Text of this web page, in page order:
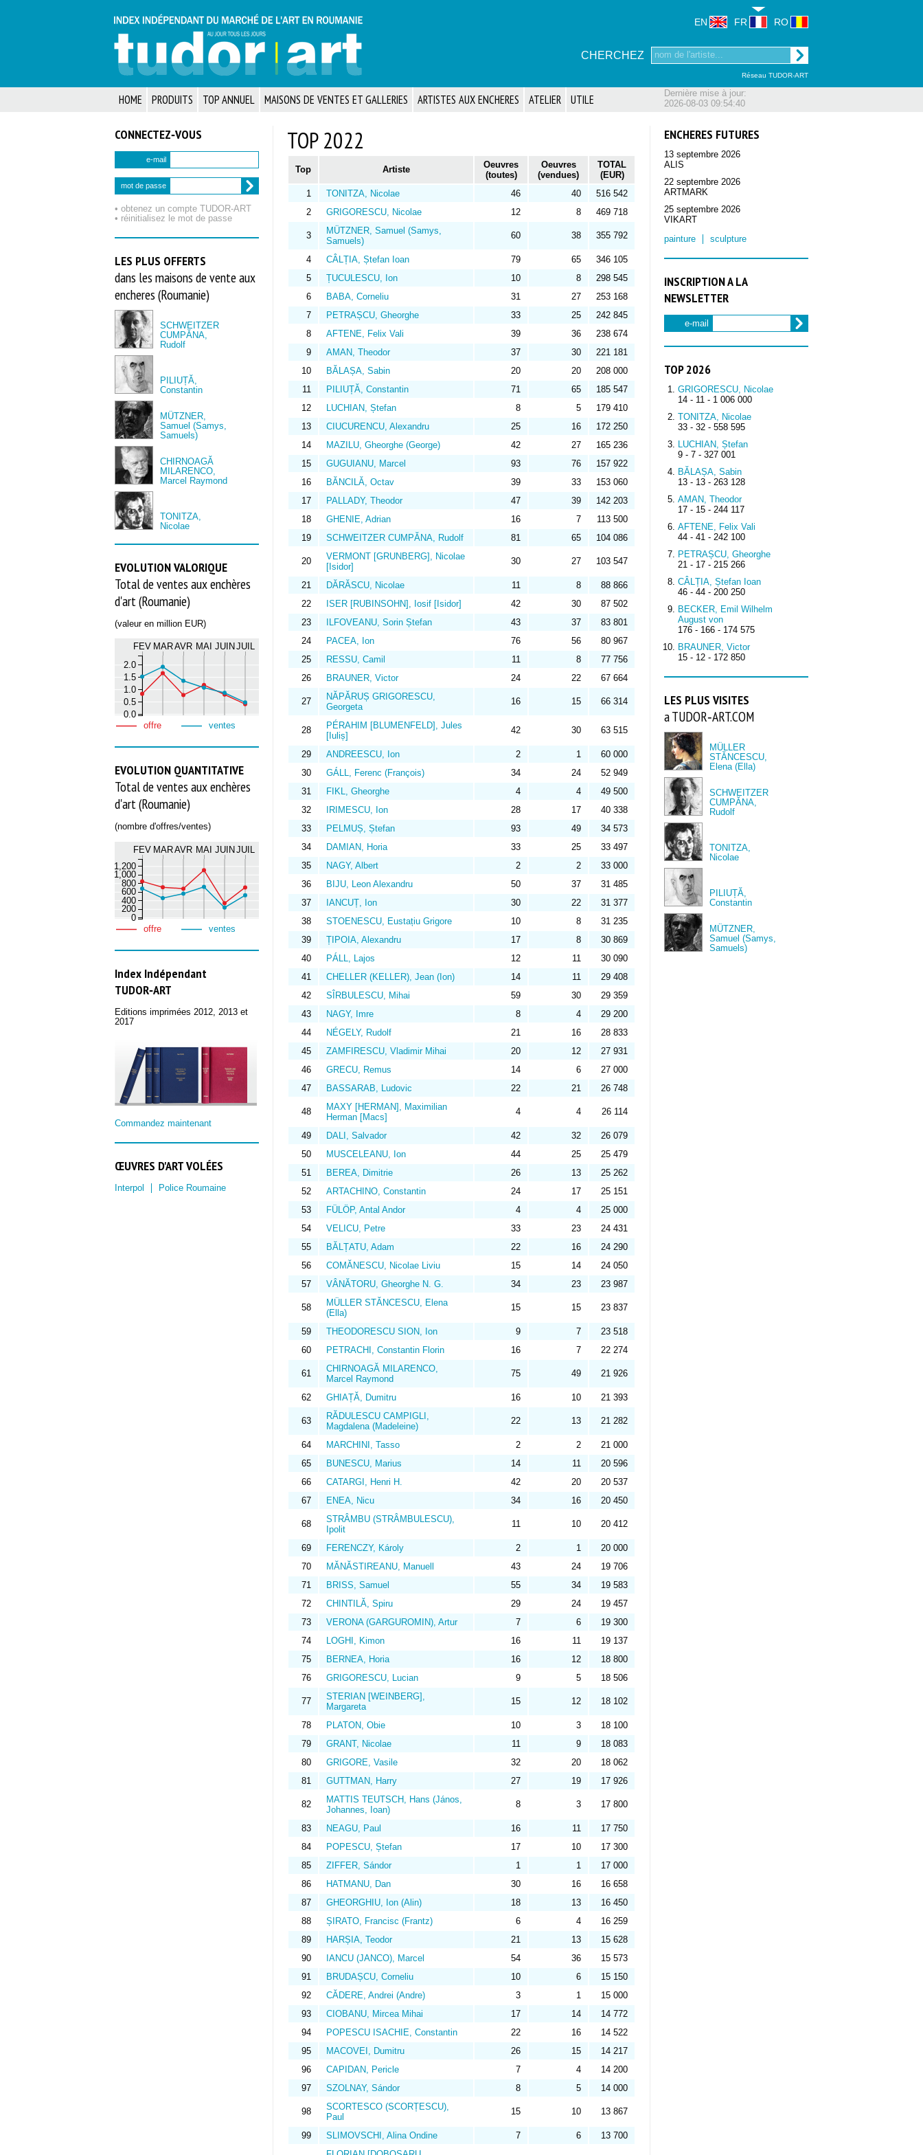
Réseau TUDOR-ART
EN FR RO
CHERCHEZ
Dernière mise à jour:
2026-08-03 09:54:40
HOME PRODUITS TOP ANNUEL MAISONS DE VENTES ET GALLERIES ARTISTES AUX ENCHERES ATELIER UTILE
CONNECTEZ‑VOUS
e-mail
mot de passe
• obtenez un compte TUDOR‑ART
• réinitialisez le mot de passe
LES PLUS OFFERTS
dans les maisons de vente aux
encheres (Roumanie)
SCHWEITZER
CUMPĂNA,
Rudolf
PILIUȚĂ,
Constantin
MÜTZNER,
Samuel (Samys,
Samuels)
CHIRNOAGĂ
MILARENCO,
Marcel Raymond
TONITZA,
Nicolae
EVOLUTION VALORIQUE
Total de ventes aux enchères
d'art (Roumanie)
(valeur en million EUR)
FEV MARAVR MAI JUIN JUIL
0.0
0.5
1.0
1.5
2.0
offre ventes
EVOLUTION QUANTITATIVE
Total de ventes aux enchères
d'art (Roumanie)
(nombre d'offres/ventes)
FEV MARAVR MAI JUIN JUIL
0
200
400
600
800
1,000
1,200
offre ventes
Index Indépendant
TUDOR‑ART
Editions imprimées 2012, 2013 et
2017
Commandez maintenant
ŒUVRES D'ART VOLÉES
Interpol Police Roumaine
ENCHERES FUTURES
13 septembre 2026
ALIS
22 septembre 2026
ARTMARK
25 septembre 2026
VIKART
painture
sculpture
INSCRIPTION A LA
NEWSLETTER
e-mail
TOP 2026
GRIGORESCU, Nicolae
14 - 11 - 1 006 000
TONITZA, Nicolae
33 - 32 - 558 595
LUCHIAN, Ștefan
9 - 7 - 327 001
BĂLAȘA, Sabin
13 - 13 - 263 128
AMAN, Theodor
17 - 15 - 244 117
AFTENE, Felix Vali
44 - 41 - 242 100
PETRAȘCU, Gheorghe
21 - 17 - 215 266
CÂLȚIA, Ștefan Ioan
46 - 44 - 200 250
BECKER, Emil Wilhelm
August von
176 - 166 - 174 575
BRAUNER, Victor
15 - 12 - 172 850
LES PLUS VISITES
a TUDOR‑ART.COM
MÜLLER
STĂNCESCU,
Elena (Ella)
SCHWEITZER
CUMPĂNA,
Rudolf
TONITZA,
Nicolae
PILIUȚĂ,
Constantin
MÜTZNER,
Samuel (Samys,
Samuels)
TOP 2022
Top Artiste
Oeuvres
(toutes)
Oeuvres
(vendues)
TOTAL
(EUR)
1
TONITZA, Nicolae 46 40
516 542
2
GRIGORESCU, Nicolae 12 8 469 718
3
MÜTZNER, Samuel (Samys,
Samuels)
60 38 355 792
4 CÂLȚIA, Ștefan Ioan 79 65
346 105
5
ȚUCULESCU, Ion 10 8
298 545
6
BABA, Corneliu 31 27
253 168
7
PETRAȘCU, Gheorghe 33 25
242 845
8
AFTENE, Felix Vali 39 36
238 674
9
AMAN, Theodor 37 30
221 181
10
BĂLAȘA, Sabin 20 20
208 000
11
PILIUȚĂ, Constantin 71 65
185 547
12
LUCHIAN, Ștefan 8 5
179 410
13
CIUCURENCU, Alexandru 25 16
172 250
14
MAZILU, Gheorghe (George) 42 27
165 236
15
GUGUIANU, Marcel 93 76
157 922
16
BĂNCILĂ, Octav 39 33
153 060
17
PALLADY, Theodor 47 39
142 203
18
GHENIE, Adrian 16 7
113 500
19
SCHWEITZER CUMPĂNA, Rudolf 81 65 104 086
20
VERMONT [GRUNBERG], Nicolae
[Isidor]
30 27 103 547
21 DĂRĂSCU, Nicolae 11 8
88 866
22
ISER [RUBINSOHN], Iosif [Isidor] 42 30
87 502
23
ILFOVEANU, Sorin Ștefan 43 37
83 801
24
PACEA, Ion 76 56
80 967
25
RESSU, Camil 11 8
77 756
26
BRAUNER, Victor 24 22 67 664
27
NĂPĂRUȘ GRIGORESCU,
Georgeta
16 15 66 314
28
PÉRAHIM [BLUMENFELD], Jules
[Iuliș]
42 30 63 515
29 ANDREESCU, Ion 2 1
60 000
30
GÁLL, Ferenc (François) 34 24
52 949
31
FIKL, Gheorghe 4 4
49 500
32
IRIMESCU, Ion 28 17
40 338
33
PELMUȘ, Ștefan 93 49
34 573
34
DAMIAN, Horia 33 25
33 497
35
NAGY, Albert 2 2
33 000
36
BIJU, Leon Alexandru 50 37
31 485
37
IANCUȚ, Ion 30 22
31 377
38
STOENESCU, Eustațiu Grigore 10 8
31 235
39
ȚIPOIA, Alexandru 17 8
30 869
40
PÁLL, Lajos 12 11
30 090
41
CHELLER (KELLER), Jean (Ion) 14 11
29 408
42
SÎRBULESCU, Mihai 59 30
29 359
43
NAGY, Imre 8 4
29 200
44
NÉGELY, Rudolf 21 16
28 833
45
ZAMFIRESCU, Vladimir Mihai 20 12
27 931
46
GRECU, Remus 14 6
27 000
47
BASSARAB, Ludovic 22 21 26 748
48
MAXY [HERMAN], Maximilian
Herman [Macs]
4 4 26 114
49 DALI, Salvador 42 32
26 079
50
MUSCELEANU, Ion 44 25
25 479
51
BEREA, Dimitrie 26 13
25 262
52
ARTACHINO, Constantin 24 17
25 151
53
FÜLÖP, Antal Andor 4 4
25 000
54
VELICU, Petre 33 23
24 431
55
BĂLȚATU, Adam 22 16
24 290
56
COMĂNESCU, Nicolae Liviu 15 14
24 050
57
VÂNĂTORU, Gheorghe N. G. 34 23 23 987
58
MÜLLER STĂNCESCU, Elena
(Ella)
15 15 23 837
59 THEODORESCU SION, Ion 9 7
23 518
60
PETRACHI, Constantin Florin 16 7 22 274
61
CHIRNOAGĂ MILARENCO,
Marcel Raymond
75 49 21 926
62 GHIAȚĂ, Dumitru 16 10 21 393
63
RĂDULESCU CAMPIGLI,
Magdalena (Madeleine)
22 13 21 282
64 MARCHINI, Tasso 2 2
21 000
65
BUNESCU, Marius 14 11
20 596
66
CATARGI, Henri H. 42 20
20 537
67
ENEA, Nicu 34 16 20 450
68
STRÂMBU (STRÂMBULESCU),
Ipolit
11 10 20 412
69 FERENCZY, Károly 2 1
20 000
70
MĂNĂSTIREANU, Manuell 43 24
19 706
71
BRISS, Samuel 55 34
19 583
72
CHINTILĂ, Spiru 29 24
19 457
73
VERONA (GARGUROMIN), Artur 7 6
19 300
74
LOGHI, Kimon 16 11
19 137
75
BERNEA, Horia 16 12
18 800
76
GRIGORESCU, Lucian 9 5 18 506
77
STERIAN [WEINBERG],
Margareta
15 12 18 102
78 PLATON, Obie 10 3
18 100
79
GRANT, Nicolae 11 9
18 083
80
GRIGORE, Vasile 32 20
18 062
81
GUTTMAN, Harry 27 19 17 926
82
MATTIS TEUTSCH, Hans (János,
Johannes, Ioan)
8 3 17 800
83 NEAGU, Paul 16 11
17 750
84
POPESCU, Ștefan 17 10
17 300
85
ZIFFER, Sándor 1 1
17 000
86
HATMANU, Dan 30 16
16 658
87
GHEORGHIU, Ion (Alin) 18 13
16 450
88
ȘIRATO, Francisc (Frantz) 6 4
16 259
89
HARȘIA, Teodor 21 13
15 628
90
IANCU (JANCO), Marcel 54 36
15 573
91
BRUDAȘCU, Corneliu 10 6
15 150
92
CĂDERE, Andrei (Andre) 3 1
15 000
93
CIOBANU, Mircea Mihai 17 14
14 772
94
POPESCU ISACHIE, Constantin 22 16
14 522
95
MACOVEI, Dumitru 26 15
14 217
96
CAPIDAN, Pericle 7 4
14 200
97
SZOLNAY, Sándor 8 5 14 000
98
SCORTESCO (SCORȚESCU),
Paul
15 10 13 867
99 SLIMOVSCHI, Alina Ondine 7 6 13 700